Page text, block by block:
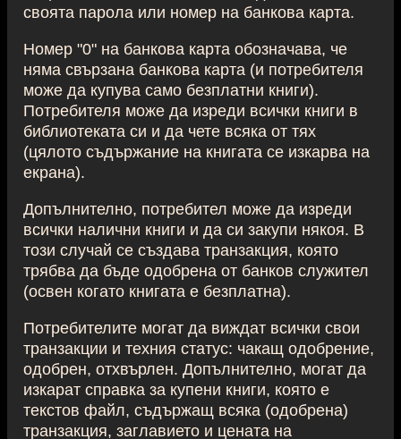
своята парола или номер на банкова карта.
Номер "0" на банкова карта обозначава, че
няма свързана банкова карта (и потребителя
може да купува само безплатни книги).
Потребителя може да изреди всички книги в
библиотеката си и да чете всяка от тях
(цялото съдържание на книгата се изкарва на
екрана).
Допълнително, потребител може да изреди
всички налични книги и да си закупи някоя. В
този случай се създава транзакция, която
трябва да бъде одобрена от банков служител
(освен когато книгата е безплатна).
Потребителите могат да виждат всички свои
транзакции и техния статус: чакащ одобрение,
одобрен, отхвърлен. Допълнително, могат да
изкарат справка за купени книги, която е
текстов файл, съдържащ всяка (одобрена)
транзакция, заглавието и цената на